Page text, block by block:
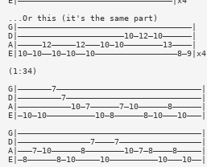
...Or this (it's the same part)
G|————————————————————————————————————|
D|——————————————————————10—12—10——————|
A|—————12—————12———10—10————————13————|
E|10—10——10—10——10—————————————————8—9|x4
(1:34)
G|———————7——————————————————————————————|
D|—————————7————————————————————————————|
A|———————————10—7——————7—10——————8——————|
E|—10—10——————————10—8——————8—10———10———|
G|——————————————————————————————————————|
D|———————————————7————7—————————————————|
A|———7—10——————8————————10—7—8————8—————|
E|—8——————8—10—————10——————————10———10——|